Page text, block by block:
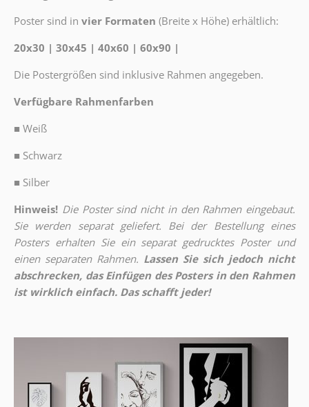
Poster sind in vier Formaten (Breite x Höhe) erhältlich:
20x30 | 30x45 | 40x60 | 60x90 |
Die Postergrößen sind inklusive Rahmen angegeben.
Verfügbare Rahmenfarben
■ Weiß
■ Schwarz
■ Silber
Hinweis! Die Poster sind nicht in den Rahmen eingebaut.
Sie werden separat geliefert. Bei der Bestellung eines
Posters erhalten Sie ein separat gedrucktes Poster und
einen separaten Rahmen. Lassen Sie sich jedoch nicht
abschrecken, das Einfügen des Posters in den Rahmen
ist wirklich einfach. Das schafft jeder!